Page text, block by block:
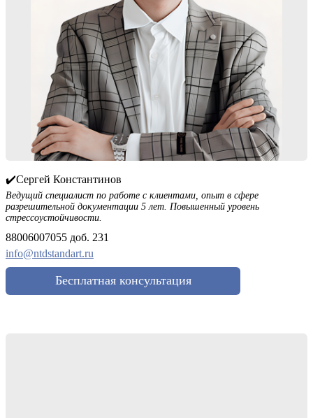
✔️Сергей Константинов
Ведущий специалист по работе с клиентами, опыт в сфере
разрешительной документации 5 лет. Повышенный уровень
стрессоустойчивости.
88006007055 доб. 231
info@ntdstandart.ru
Бесплатная консультация